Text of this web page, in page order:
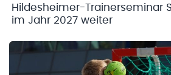
Hildesheimer-Trainerseminar
im Jahr 2027 weiter